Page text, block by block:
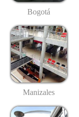
Bogotá
Manizales